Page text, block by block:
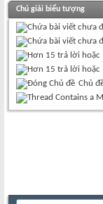
Chú giải biểu tượng
Chủ